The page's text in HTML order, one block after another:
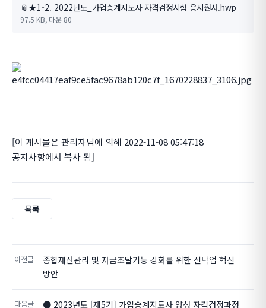
📎★1-2. 2022년도_가업승계지도사 자격검정시험 응시원서.hwp
97.5 KB, 다운 80
[이 게시물은 관리자님에 의해 2022-11-08 05:47:18
공지사항에서 복사 됨]
목록
이전글
종합재산관리 및 자금조달기능 강화를 위한 신탁업 혁신
방안
다음글
● 2023년도 [제5기] 가업승계지도사 양성 자격검정과정